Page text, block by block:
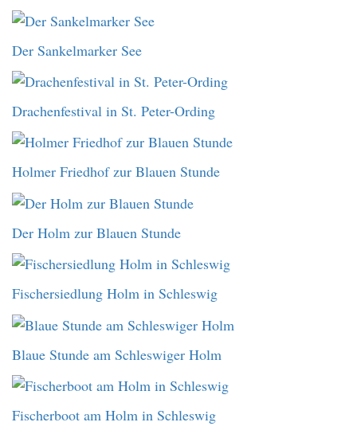
Der Sankelmarker See
Drachenfestival in St. Peter-Ording
Holmer Friedhof zur Blauen Stunde
Der Holm zur Blauen Stunde
Fischersiedlung Holm in Schleswig
Blaue Stunde am Schleswiger Holm
Fischerboot am Holm in Schleswig